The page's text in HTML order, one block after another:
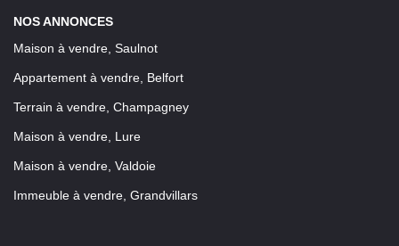
NOS ANNONCES
Maison à vendre, Saulnot
Appartement à vendre, Belfort
Terrain à vendre, Champagney
Maison à vendre, Lure
Maison à vendre, Valdoie
Immeuble à vendre, Grandvillars